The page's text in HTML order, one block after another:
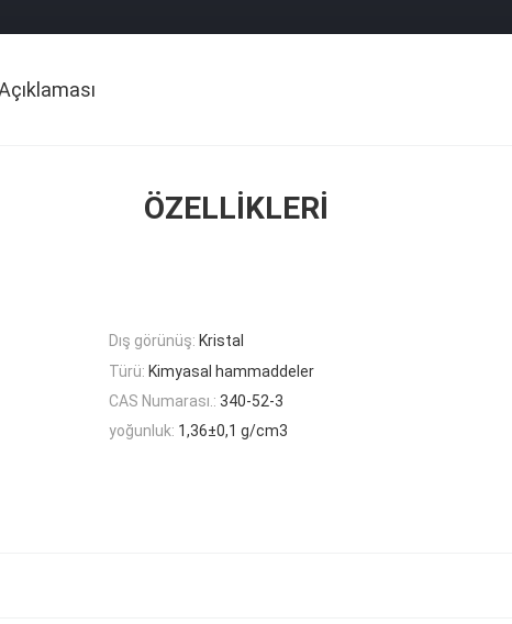
ÖZELLIKLERI
Dış görünüş: Kristal
Türü: Kimyasal hammaddeler
CAS Numarası.: 340-52-3
yoğunluk: 1,36±0,1 g/cm3